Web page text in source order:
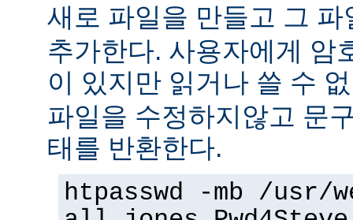
새로 파일을 만들고 그
추가한다. 사용자에게 암
이 있지만 읽거나 쓸 수
파일을 수정하지않고 문
태를 반환한다.
htpasswd -mb /usr/